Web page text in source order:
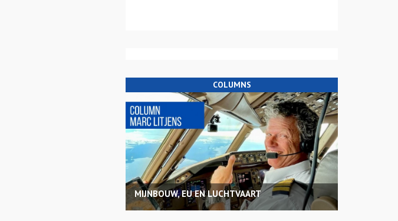
COLUMNS
MIJNBOUW, EU EN LUCHTVAART